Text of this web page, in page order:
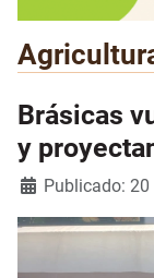
Brásicas
y
Detalles
Publicado: